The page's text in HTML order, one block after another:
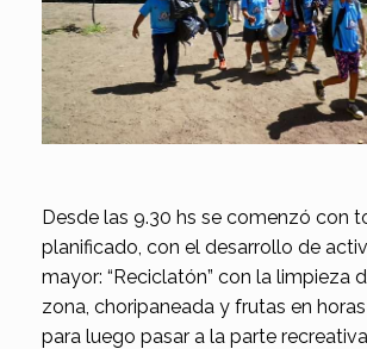
Desde las 9.30 hs se comenzó con
planificado, con el desarrollo de
mayor: “Reciclatón” con la limpieza
zona, choripaneada y frutas en
para luego pasar a la parte